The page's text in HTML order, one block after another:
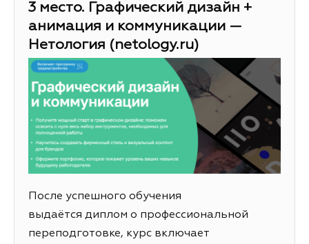
3 место. Графический дизайн +
анимация и коммуникации —
Нетология (netology.ru)
После успешного обучения
выдаётся диплом о профессиональной
переподготовке, курс включает